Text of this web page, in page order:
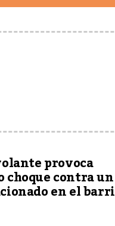
provoca
choque contra un
en el